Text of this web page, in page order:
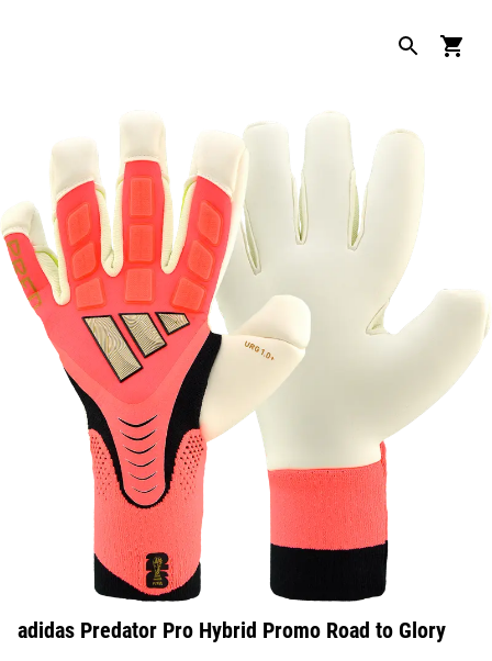
adidas Predator Pro Hybrid Promo Road to Glory